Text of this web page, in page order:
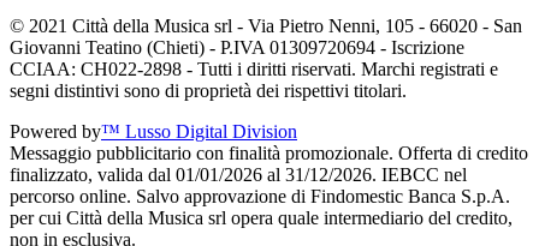
© 2021 Città della Musica srl - Via Pietro Nenni, 105 - 66020 - San
Giovanni Teatino (Chieti) - P.IVA 01309720694 - Iscrizione
CCIAA: CH022-2898 - Tutti i diritti riservati. Marchi registrati e
segni distintivi sono di proprietà dei rispettivi titolari.
Powered by™ Lusso Digital Division
Messaggio pubblicitario con finalità promozionale. Offerta di credito
finalizzato, valida dal 01/01/2026 al 31/12/2026. IEBCC nel
percorso online. Salvo approvazione di Findomestic Banca S.p.A.
per cui Città della Musica srl opera quale intermediario del credito,
non in esclusiva.